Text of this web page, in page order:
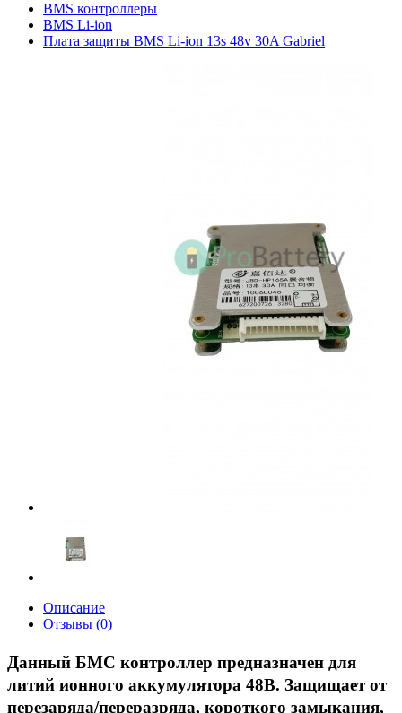
BMS контроллеры
BMS Li-ion
Плата защиты BMS Li-ion 13s 48v 30A Gabriel
Описание
Отзывы (0)
Данный БМС контроллер предназначен для
литий ионного аккумулятора 48В. Защищает от
перезаряда/переразряда, короткого замыкания,